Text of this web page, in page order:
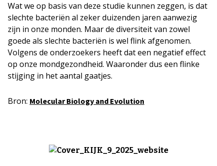
Wat we op basis van deze studie kunnen zeggen, is dat
slechte bacteriën al zeker duizenden jaren aanwezig
zijn in onze monden. Maar de diversiteit van zowel
goede als slechte bacteriën is wel flink afgenomen.
Volgens de onderzoekers heeft dat een negatief effect
op onze mondgezondheid. Waaronder dus een flinke
stijging in het aantal gaatjes.
Bron: Molecular Biology and Evolution